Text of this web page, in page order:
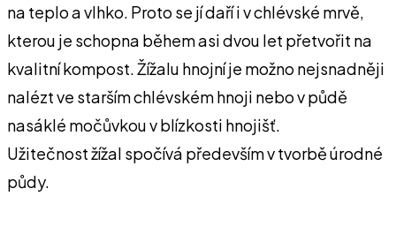
na teplo a vlhko. Proto se jí daří i v chlévské mrvě,
kterou je schopna během asi dvou let přetvořit na
kvalitní kompost. Žížalu hnojní je možno nejsnadněji
nalézt ve starším chlévském hnoji nebo v půdě
nasáklé močůvkou v blízkosti hnojišť.
Užitečnost žížal spočívá především v tvorbě úrodné
půdy.